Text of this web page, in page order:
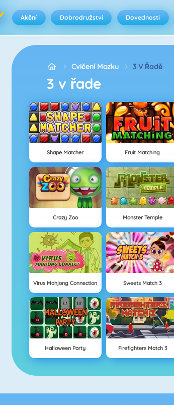
Akční Dobrodružství Dovednosti
Cvičení Mozku 3 V Řadě
3 v řade
Shape Matcher Fruit Matching
Crazy Zoo Monster Temple
Virus Mahjong Connection Sweets Match 3
Halloween Party Firefighters Match 3